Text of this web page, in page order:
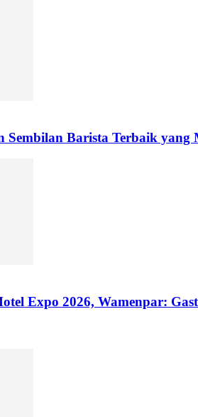
Sembilan Barista Terbaik
Expo 2026, Wamenpar: